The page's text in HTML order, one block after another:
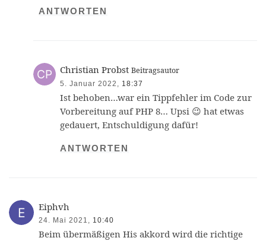
ANTWORTEN
Christian Probst Beitragsautor
5. Januar 2022, 18:37
Ist behoben…war ein Tippfehler im Code zur
Vorbereitung auf PHP 8… Upsi 😉 hat etwas
gedauert, Entschuldigung dafür!
ANTWORTEN
Eiphvh
24. Mai 2021, 10:40
Beim übermäßigen His akkord wird die richtige